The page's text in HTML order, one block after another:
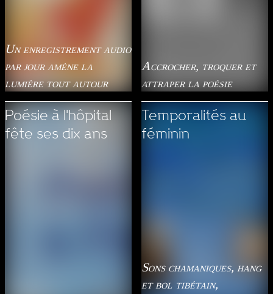
Un enregistrement audio
par jour amène la
lumière tout autour
Poésie à l'hôpital
fête ses dix ans
Accrocher, troquer et
attraper la poésie
Temporalités au
féminin
Sons chamaniques, hang
et bol tibétain,